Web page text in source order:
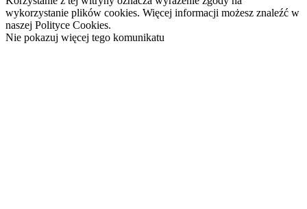
wykorzystanie plików cookies. Więcej informacji możesz znaleźć w
naszej Polityce Cookies.
Nie pokazuj więcej tego komunikatu